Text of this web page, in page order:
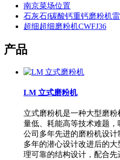
南京菜场位置
石灰石f碳酸钙重钙磨粉机
超细超细磨粉机CWFJ36
产品
LM 立式磨粉机
立式磨粉机是一种大型磨
量低、耗能高等技术难题
公司多年先进的磨粉机设
多年的潜心设计改进后的
理可靠的结构设计，配合